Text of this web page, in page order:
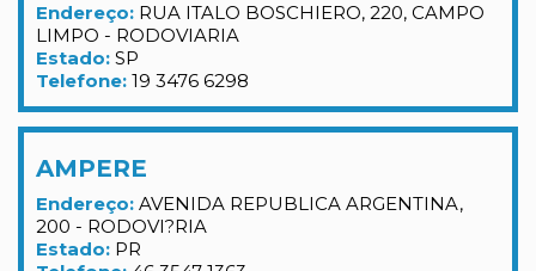
Endereço: RUA ITALO BOSCHIERO, 220, CAMPO
LIMPO - RODOVIARIA
Estado: SP
Telefone: 19 3476 6298
AMPERE
Endereço: AVENIDA REPUBLICA ARGENTINA,
200 - RODOVI?RIA
Estado: PR